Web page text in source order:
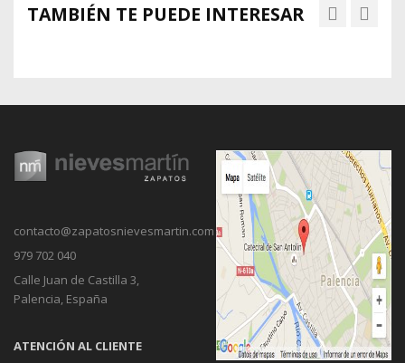
TAMBIÉN TE PUEDE INTERESAR
contacto@zapatosnievesmartin.com
979 702 040
Calle Juan de Castilla 3,
Palencia, España
ATENCIÓN AL CLIENTE